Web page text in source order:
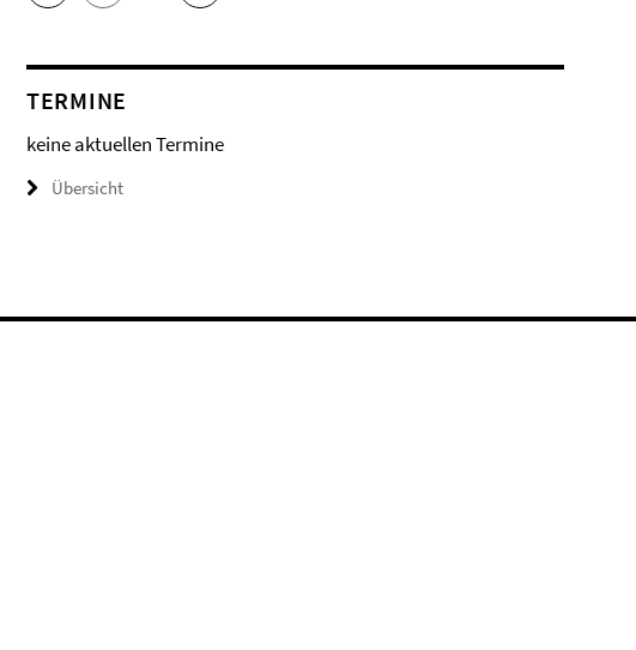
TERMINE
keine aktuellen Termine
Übersicht